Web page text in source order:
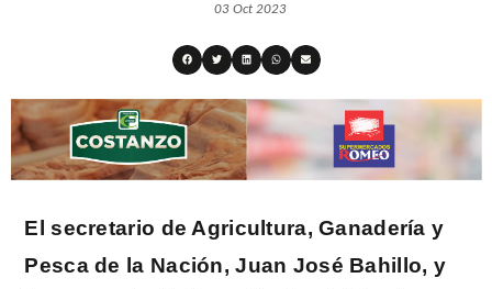
03 Oct 2023
El secretario de Agricultura, Ganadería y
Pesca de la Nación, Juan José Bahillo, y